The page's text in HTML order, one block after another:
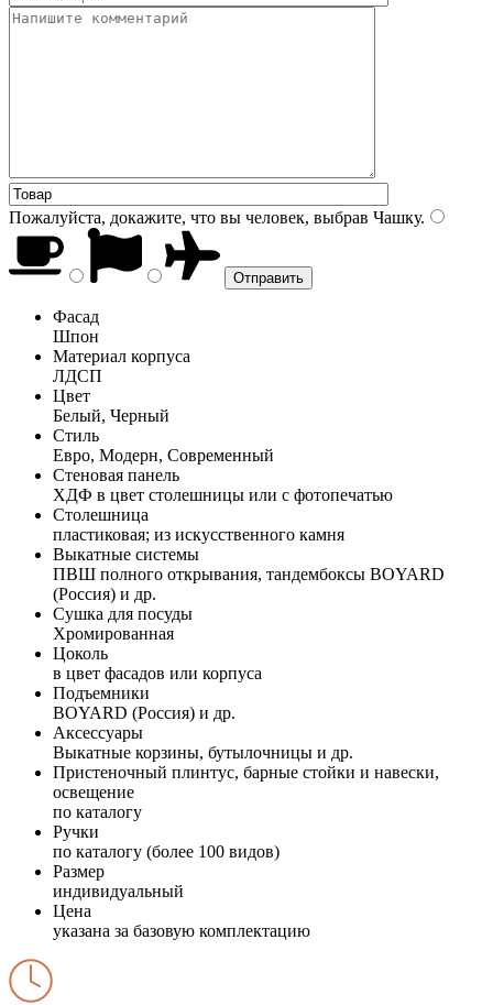
Пожалуйста, докажите, что вы человек, выбрав Чашку.
Фасад
Шпон
Материал корпуса
ЛДСП
Цвет
Белый, Черный
Стиль
Евро, Модерн, Современный
Стеновая панель
ХДФ в цвет столешницы или с фотопечатью
Столешница
пластиковая; из искусственного камня
Выкатные системы
ПВШ полного открывания, тандембоксы BOYARD
(Россия) и др.
Сушка для посуды
Хромированная
Цоколь
в цвет фасадов или корпуса
Подъемники
BOYARD (Россия) и др.
Аксессуары
Выкатные корзины, бутылочницы и др.
Пристеночный плинтус, барные стойки и навески,
освещение
по каталогу
Ручки
по каталогу (более 100 видов)
Размер
индивидуальный
Цена
указана за базовую комплектацию